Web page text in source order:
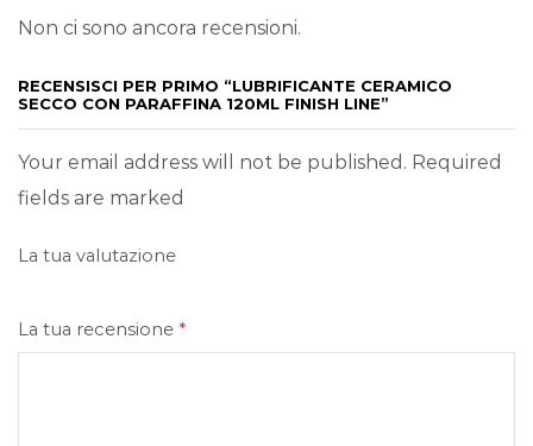
Non ci sono ancora recensioni.
RECENSISCI PER PRIMO “LUBRIFICANTE CERAMICO
SECCO CON PARAFFINA 120ML FINISH LINE”
Your email address will not be published. Required
fields are marked
La tua valutazione
La tua recensione *